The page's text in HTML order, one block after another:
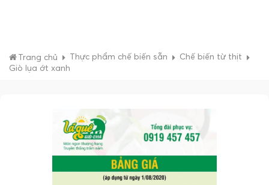
Trang chủ Thực phẩm chế biến sẵn
Chế biến từ thịt
Giò lụa ớt xanh